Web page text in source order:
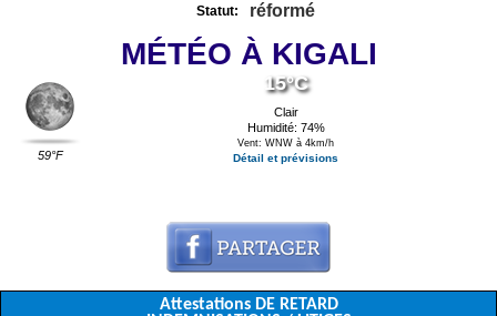
Statut: réformé
MÉTÉO À KIGALI
59°F
15°C
Clair
Humidité: 74%
Vent: WNW à 4km/h
Détail et prévisions
Attestations DE RETARD